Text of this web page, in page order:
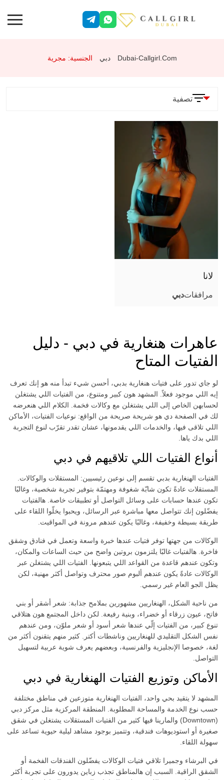
Dubai-Callgirl.com دبي الجنسية: مجرية
عاهرات هنغارية في دبي - دليل
الفتيات المتاح
لو جاي تدور على فتيات هنغارية بدبي، أحسن شيء تبدأ منه هو إنك تعرف
إيه اللي موجود فعلاً. المشهد هون كبير ومتنوع، من الفتيات اللي يشتغلن
لحسابهن الخاص إلى اللي يشتغلن مع وكالات فخمة. الكلام اللي هنعرضه
لك في الصفحة دي هو شريحة صريحة من الواقع: نوعيات الفتيات، الأماكن
اللي تلاقى فيها، والخدمات اللي يقدمونها، عشان تقدر تقرّب لنوع التجربة
اللي بدك ياها.
أنواع الفتيات اللي تلاقيهم في دبي
الفتيات الهنغارية بدبي تقسم إلى نوعين رئيسيين: المستقلات والوكالات.
المستقلات عادةً تكون شابّة شغوفة ومهتمّة بتوفير تجربة شخصية، وغالبًا
تكون عندها حسابات على وسائل التواصل أو تطبيقات خاصة. هالفتيات
يفضّلون إنك تتواصل معها مباشرة عبر الرسائل، ويحبوا يخلّوا اللقاء على
طريقة بسيطة وخفيفة، وغالبًا يكون عندهم مرونة في المواقيت.
الوكالات من جهتها توفر فتيات عندها خبرة واسعة وتعمل في فنادق وشقق
فاخرة. هالفتيات غالبًا يلتزمون بروتين واضح من حيث الساعات والمكان،
وتكون عندهم قاعدة من القواعد اللي يتبعونها. الفتيات اللي يشتغلن عبر
الوكالات عادةً يكون عندهم ألبوم صور محترف وتواصل أكثر مهنية، لكن
يظل الجو العام غير رسمي.
من ناحية الشكل، الهنغاريين مشهورين بملامح جذابة: شعر أشقر أو بني
فاتح، عيون زرقاء أو خضراء، وبنية رفيعة. لكن داخل المجتمع هون هتلاقي
تنوع كبير، من الفتيات إلّي عندها شعر أسود أو شعر ملوّن، ومن عندهم
نفس الشكل التقليدي للهنغاريين وناشطات أكتر. كثير منهم يتقنون أكثر من
لغة، خصوصا الإنجليزية والفرنسية، وبعضهم يعرف شوية عربية لتسهيل
التواصل.
الأماكن وتوزيع الفتيات الهنغارية في دبي
المشهد لا يتقيد بحي واحد، الفتيات الهنغارية متوزعين في مناطق مختلفة
حسب نوع الخدمة والمساحة المطلوبة. المنطقة المركزية مثل مركز دبي
(Downtown) والمارينا فيها كثير من الفتيات المستقلات يشتغلن في شقق
صغيرة أو استوديوهات فندقية، وتتميز بوجود مشاهد ليلية حيوية تساعد على
سهولة اللقاء.
في البرشاء وجميرا تلاقي فتيات الوكالات يفضّلون الفندقات الفخمة أو
الشقق الراقية. السبب إن هالمناطق تجذب زباين يدورون على تجربة أكثر
لانا
مرافقاتدبي
تصفية
المعلمات
الخدمات
وضعية 69
جنس شرجي
صور عادية (أثناء اللقاء)
جنس تقليدي مهبلي
لحس مهبلي
مص عميق
كلام بذيء
سيطرة
ثنائي مع فتاة
مساج مثير
صور مثيرة (أثناء اللقاء)
فتشية القدم
قبلة فرنسية
تجربة صديقة
تبول (أعطي)
تبول (أتلقى)
جنس جماعي
استمناء باليد
كاماسوترا
استمناء
سيدة
جنس فموي بدون واقي
مساج البروستاتا
لحس شرجي سلبي
لعب الأدوار
جنس بين الثديين
ألعاب جنسية
قذف أنثوي
رقص مثير